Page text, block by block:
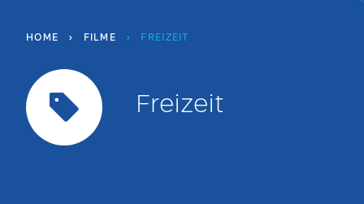
HOME › FILME › FREIZEIT
Freizeit